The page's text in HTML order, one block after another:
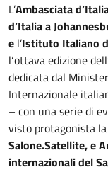
L’Ambasciata
d’Italia a
e l’Istituto Italiano
l‘ottava edizione
dedicata dal
Internazionale
– con una serie di
visto protagonista la
Salone.Satellite, e
internazionali del